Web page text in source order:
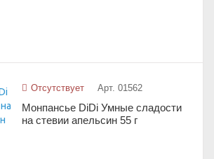
Отсутствует Арт. 01562
Монпансье DiDi Умные сладости
на стевии апельсин 55 г